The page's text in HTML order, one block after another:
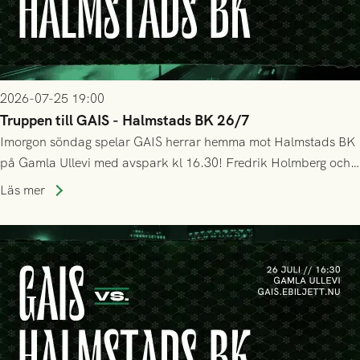
2026-07-25 19:00
Truppen till GAIS - Halmstads BK 26/7
Imorgon söndag spelar GAIS herrar hemma mot Halmstads BK
på Gamla Ullevi med avspark kl 16.30! Fredrik Holmberg och
ledarstaben har tagit ut följande trupp till matchen:
Läs mer